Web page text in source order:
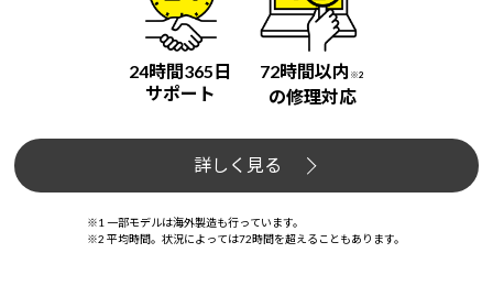
24時間365日
サポート
72時間以内 ※2
の修理対応
詳しく見る
※1 一部モデルは海外製造も行っています。
※2 平均時間。状況によっては72時間を超えることもあります。